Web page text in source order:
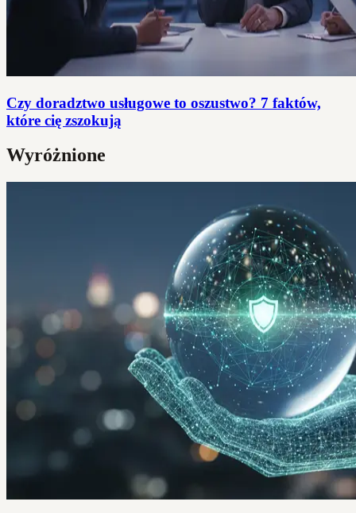
Czy doradztwo usługowe to oszustwo? 7 faktów,
które cię zszokują
Wyróżnione